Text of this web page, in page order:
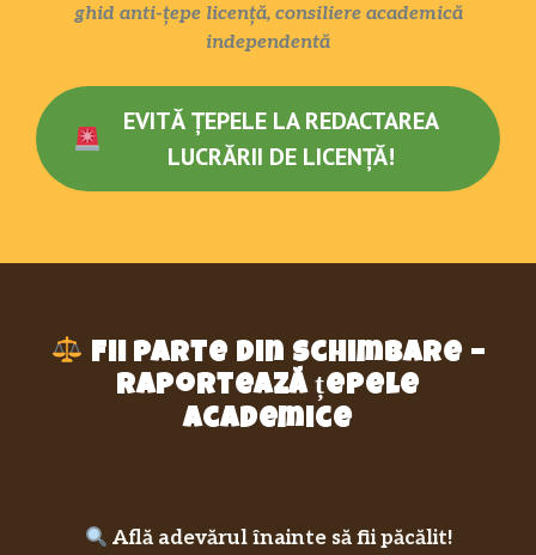
ghid anti-țepe licență, consiliere academică
independentă
EVITĂ ȚEPELE LA REDACTAREA
LUCRĂRII DE LICENȚĂ!
Fii parte din schimbare –
raportează țepele
academice
Află adevărul înainte să fii păcălit!